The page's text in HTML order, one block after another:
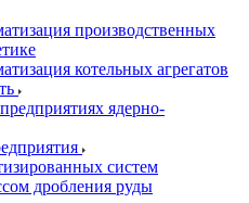
производственных
котельных агрегатов
ядерно-
систем
дробления руды